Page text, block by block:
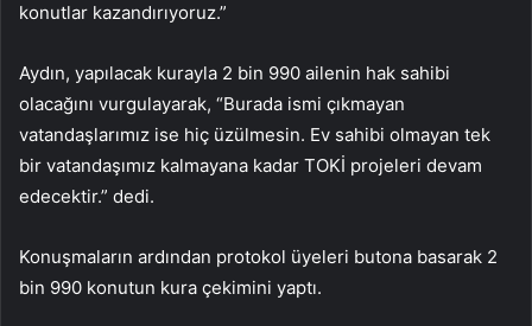
konutlar kazandırıyoruz.”
Aydın, yapılacak kurayla 2 bin 990 ailenin hak sahibi
olacağını vurgulayarak, “Burada ismi çıkmayan
vatandaşlarımız ise hiç üzülmesin. Ev sahibi olmayan tek
bir vatandaşımız kalmayana kadar TOKİ projeleri devam
edecektir.” dedi.
Konuşmaların ardından protokol üyeleri butona basarak 2
bin 990 konutun kura çekimini yaptı.